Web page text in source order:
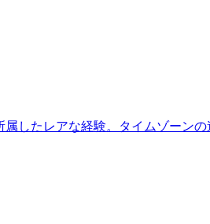
したレアな経験。タイムゾーン